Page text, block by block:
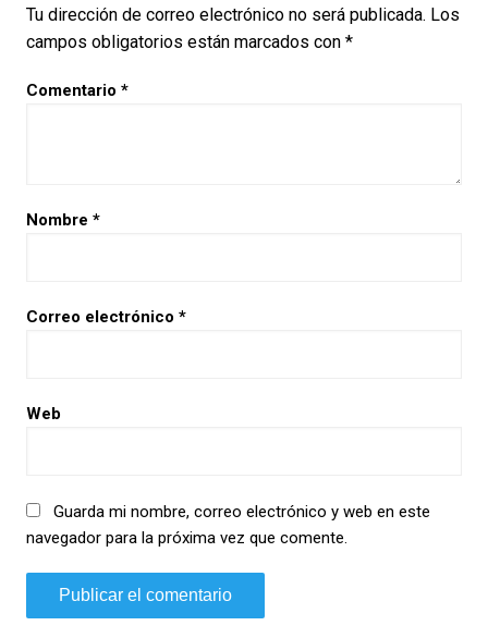
Tu dirección de correo electrónico no será publicada. Los
campos obligatorios están marcados con *
Comentario *
Nombre *
Correo electrónico *
Web
Guarda mi nombre, correo electrónico y web en este
navegador para la próxima vez que comente.